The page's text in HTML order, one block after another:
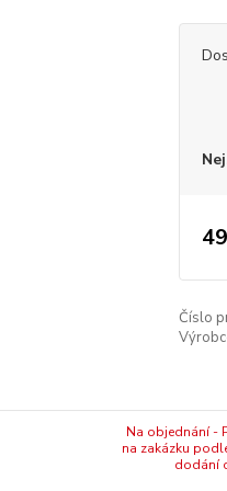
Číslo
Na objednání -
na zakázku
dodání